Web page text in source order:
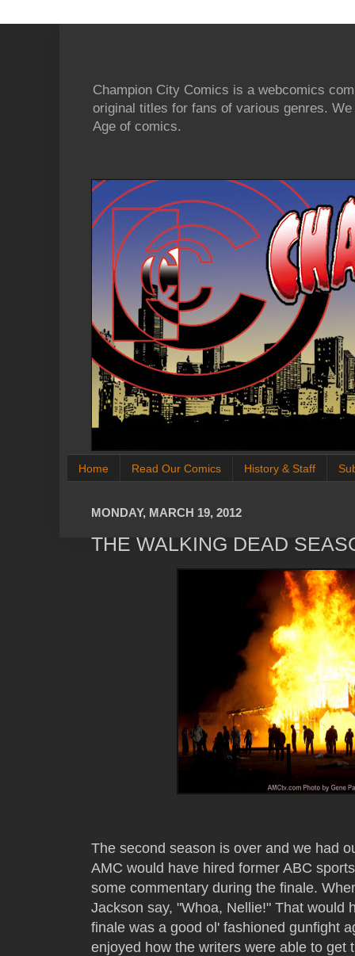
Champion City Comics is a webcomics
original titles for fans of various genres.
Age of comics.
Home Read Our Comics History & Staff
MONDAY, MARCH 19, 2012
THE WALKING DEAD
The second season is over and we had
AMC would have hired former ABC
some commentary during the finale.
Jackson say, "Whoa, Nellie!" That would
finale was a good ol' fashioned gunfight
enjoyed how the writers were able to get